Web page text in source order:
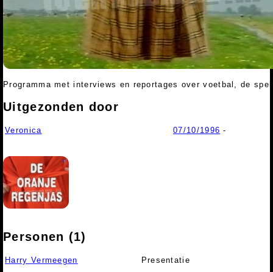
Programma met interviews en reportages over voetbal, de
Uitgezonden door
Veronica 07/10/1996 -
Personen (1)
Harry Vermeegen Presentatie